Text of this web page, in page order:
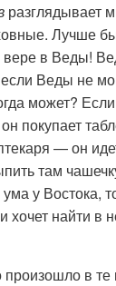
разглядывает
Лучше
вере в Веды!
Веды не
может?
покупает
— он
там
у Востока,
хочет найти в
в